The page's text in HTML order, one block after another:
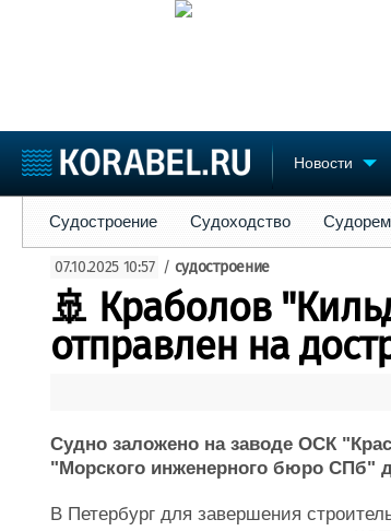
Новости
Судостроение
Пульс
Новости
Компании
Репутация
Журнал
Реклама
Торговая площадка
Доска объявлений
Продажа флота
Изделия
Судостроение Судоходство
07.10.2025 10:57 / судостроение
🚢 Краболов
отправлен на
Судно заложено на заводе ОСК
"Морского инженерного бюро СПб"
В Петербург для завершения